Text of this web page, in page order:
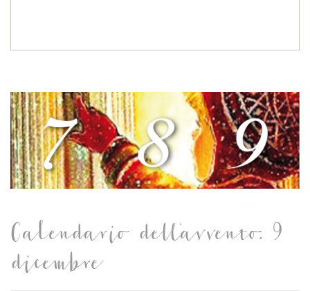
Calendario dell'avvento: 9
dicembre